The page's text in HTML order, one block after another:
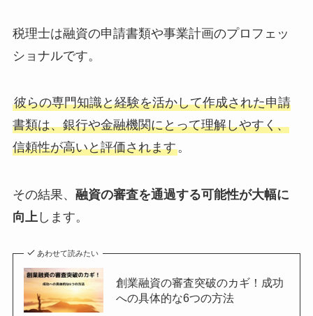
税理士は融資の申請書類や事業計画のプロフェッ
ショナルです。
彼らの専門知識と経験を活かして作成された申請
書類は、銀行や金融機関にとって理解しやすく、
信頼性が高いと評価されます。
その結果、 融資の審査を通過する可能性が大幅に
向上します。
あわせて読みたい
創業融資の審査突破のカギ！成功
への具体的な6つの方法